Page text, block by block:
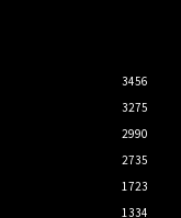
3456
3275
2990
2735
1723
1334